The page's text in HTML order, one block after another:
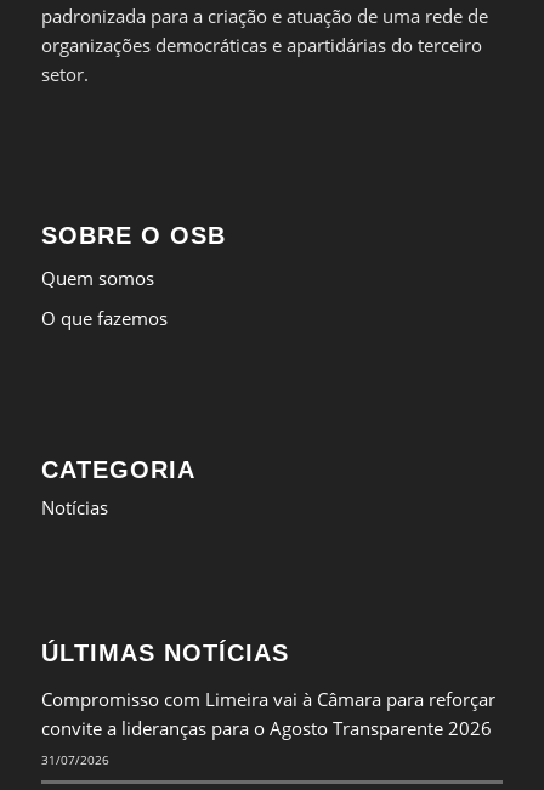
padronizada para a criação e atuação de uma rede de
organizações democráticas e apartidárias do terceiro
setor.
SOBRE O OSB
Quem somos
O que fazemos
CATEGORIA
Notícias
ÚLTIMAS NOTÍCIAS
Compromisso com Limeira vai à Câmara para reforçar
convite a lideranças para o Agosto Transparente 2026
31/07/2026